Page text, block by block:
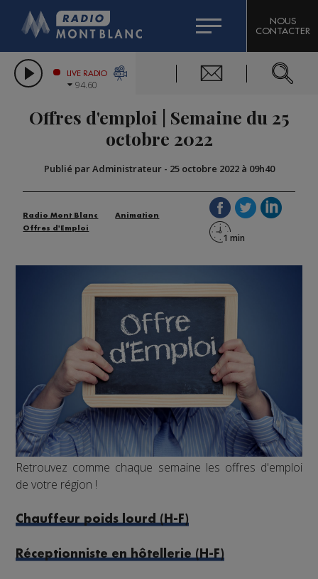
LES CHRONIQUES DE L'EXPERT
CITIZEN MACHINERY
GRAND MASSIF DOMAINES SKIABLES
BIGARD
COMPAGNIE DU MONT-BLANC
NOUS
CONTACTER
LIVE RADIO
94.60
Offres d'emploi | Semaine du 25
octobre 2022
Publié par Administrateur- 25 octobre 2022 à 09h40
Radio Mont Blanc
Animation
Offres d'Emploi
Retrouvez comme chaque semaine les offres d'emploi
de votre région !
Chauffeur poids lourd (H-F)
Réceptionniste en hôtellerie (H-F)